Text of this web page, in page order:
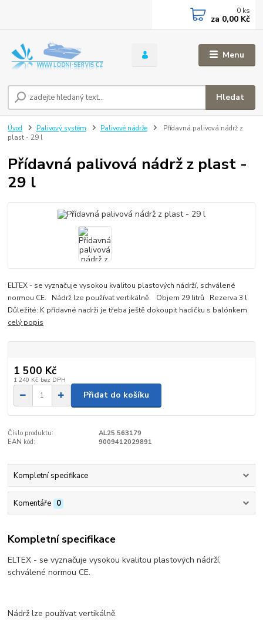
Menu
Hledat
0 ks
za 0,00 Kč
Úvod Palivový systém Palivové nádrže
Přídavná palivová nádrž z
plast - 29 l
Přídavná palivová nádrž z plast -
29 l
ELTEX - se vyznačuje vysokou kvalitou plastových nádrží, schválené
normou CE. Nádrž lze používat vertikálně. Objem 29 litrů Rezerva 3 l
Důležité: K přídavné nadrži je třeba ještě dokoupit hadičku s balónkem.
celý popis
1 500 Kč
1 240 Kč bez DPH
Přidat do košíku
Číslo produktu:
AL25 563179
EAN kód:
9009412029891
Kompletní specifikace
Komentáře 0
Kompletní specifikace
ELTEX - se vyznačuje vysokou kvalitou plastových nádrží,
schválené normou CE.
Nádrž lze používat vertikálně.